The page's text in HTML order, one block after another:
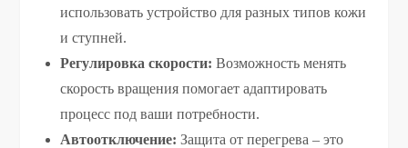
использовать устройство для разных типов кожи
и ступней.
Регулировка скорости: Возможность менять
скорость вращения помогает адаптировать
процесс под ваши потребности.
Автоотключение: Защита от перегрева – это